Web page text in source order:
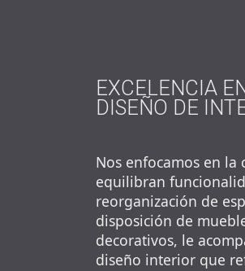
EXCELENCIA
DISEÑO DE
Nos enfocamos en la
equilibran
reorganización de
disposición de
decorativos, le
diseño interior que